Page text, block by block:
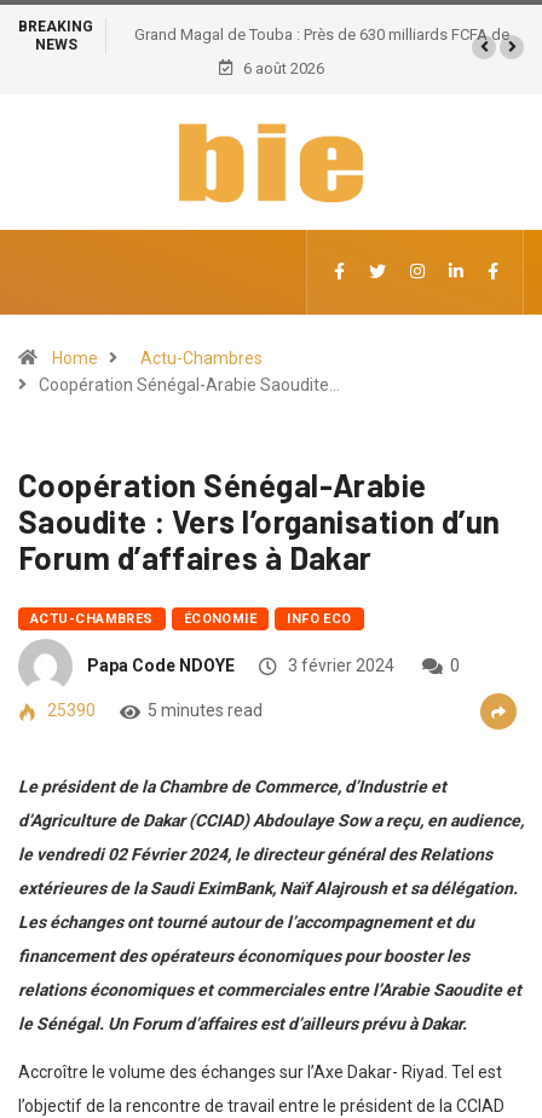
BREAKING
NEWS
Grand Magal de Touba : Près de 630 milliards FCFA de
retombées économiques et un potentiel de 100.000
6 août 2026
Home
Actu-Chambres
Coopération Sénégal-Arabie Saoudite…
Coopération Sénégal-Arabie
Saoudite : Vers l’organisation d’un
Forum d’affaires à Dakar
ACTU-CHAMBRES ÉCONOMIE INFO ECO
Papa Code NDOYE 3 février 2024 0
25390 5 minutes read
Le président de la Chambre de Commerce, d’Industrie et
d’Agriculture de Dakar (CCIAD) Abdoulaye Sow a reçu, en audience,
le vendredi 02 Février 2024, le directeur général des Relations
extérieures de la Saudi EximBank, Naïf Alajroush et sa délégation.
Les échanges ont tourné autour de l’accompagnement et du
financement des opérateurs économiques pour booster les
relations économiques et commerciales entre l’Arabie Saoudite et
le Sénégal. Un Forum d’affaires est d’ailleurs prévu à Dakar.
Accroître le volume des échanges sur l’Axe Dakar- Riyad. Tel est
l’objectif de la rencontre de travail entre le président de la CCIAD